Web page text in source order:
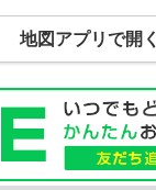
地図アプリで開く